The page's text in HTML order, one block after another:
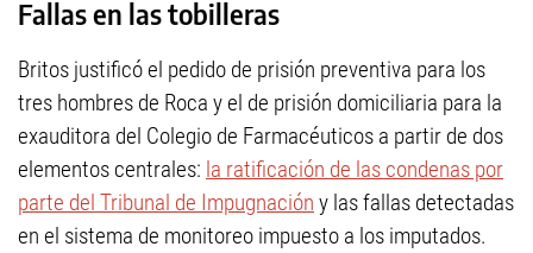
Fallas en las tobilleras
Britos justificó el pedido de prisión preventiva para los
tres hombres de Roca y el de prisión domiciliaria para la
exauditora del Colegio de Farmacéuticos a partir de dos
elementos centrales: la ratificación de las condenas por
parte del Tribunal de Impugnación y las fallas detectadas
en el sistema de monitoreo impuesto a los imputados.